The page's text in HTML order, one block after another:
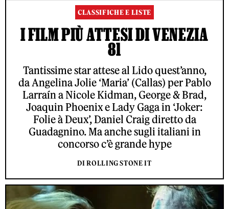
CLASSIFICHE E LISTE
I FILM PIÙ ATTESI DI VENEZIA
81
Tantissime star attese al Lido quest’anno,
da Angelina Jolie ‘Maria’ (Callas) per Pablo
Larraín a Nicole Kidman, George & Brad,
Joaquin Phoenix e Lady Gaga in ‘Joker:
Folie à Deux’, Daniel Craig diretto da
Guadagnino. Ma anche sugli italiani in
concorso c’è grande hype
DI ROLLING STONE IT